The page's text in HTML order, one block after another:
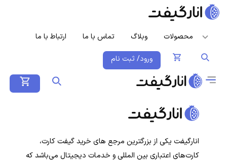
محصولات وبلاگ تماس با ما ارتباط با ما
ورود/ ثبت نام
انارگیفت یکی از بزرگترین مرجع های خرید گیفت کارت،
کارت‌های اعتباری بین المللی و خدمات دیجیتال می‌باشد که